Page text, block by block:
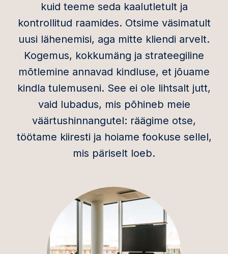
kuid teeme seda kaalutletult ja
kontrollitud raamides. Otsime väsimatult
uusi lähenemisi, aga mitte kliendi arvelt.
Kogemus, kokkumäng ja strateegiline
mõtlemine annavad kindluse, et jõuame
kindla tulemuseni. See ei ole lihtsalt jutt,
vaid lubadus, mis põhineb meie
väärtushinnangutel: räägime otse,
töötame kiiresti ja hoiamefookuse sellel,
mis päriselt loeb.